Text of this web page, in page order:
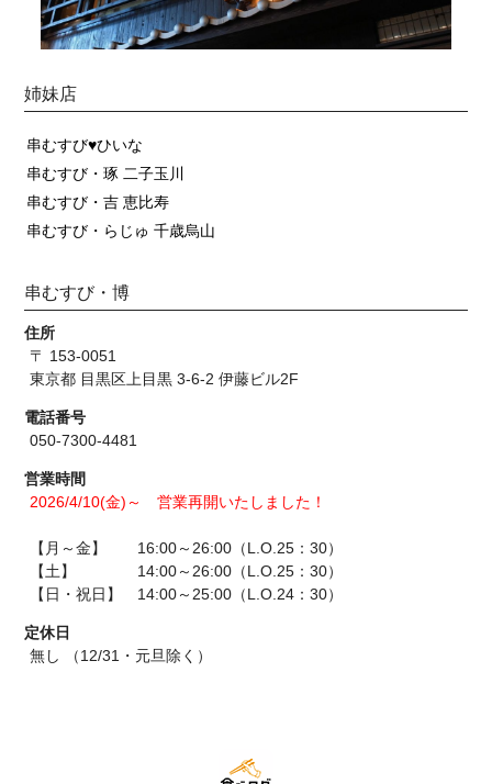
姉妹店
串むすび♥ひいな
串むすび・琢 二子玉川
串むすび・吉 恵比寿
串むすび・らじゅ 千歳烏山
串むすび・博
住所
〒 153-0051
東京都 目黒区上目黒 3-6-2 伊藤ビル2F
電話番号
050-7300-4481
営業時間
2026/4/10(金)～ 営業再開いたしました！
【月～金】 16:00～26:00（L.O.25：30）
【土】 14:00～26:00（L.O.25：30）
【日・祝日】 14:00～25:00（L.O.24：30）
定休日
無し （12/31・元旦除く）